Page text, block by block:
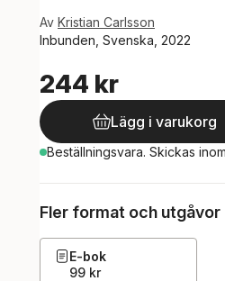
Av Kristian Carlsson
Inbunden, Svenska, 2022
244 kr
Lägg i varukorg
Beställningsvara. Skickas
Fler format och utgåvor
E-bok
99 kr